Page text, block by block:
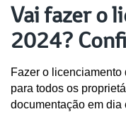
Vai fazer o
2024?
Fazer o licenciamento
para todos os
documentação em